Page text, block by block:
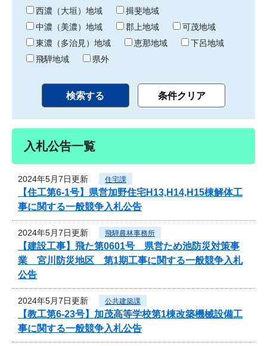
り 西濃（大垣）地域
揖斐地域
中濃（美濃）地域
郡上地域
可茂地域
東濃（多治見）地域
恵那地域
下呂地域
飛騨地域
県外
入札公告一覧
2024年5月7日更新 住宅課
【住工第6-1号】県営加野住宅H13,H14,H15棟解体工
事に関する一般競争入札公告
2024年5月7日更新 飛騨農林事務所
【建設工事】飛た第0601号 県営ため池防災対策事
業 宮川防災地区 第1期工事に関する一般競争入札
公告
2024年5月7日更新 公共建築課
【教工第6-23号】加茂高等学校第1棟改築機械設備工
事に関する一般競争入札公告